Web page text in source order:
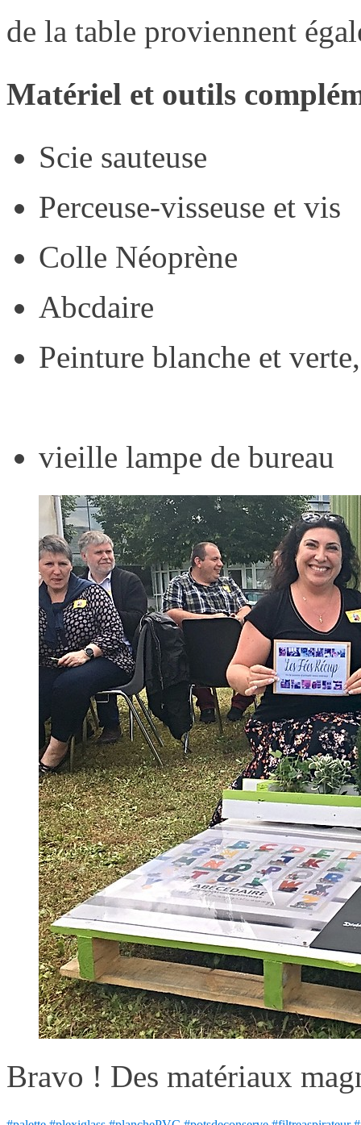
de la table proviennent
Matériel et outils
Scie sauteuse
Perceuse-visseuse et vis
Colle Néoprène
Abcdaire
Peinture blanche et
vieille lampe de bureau
Bravo ! Des matériaux